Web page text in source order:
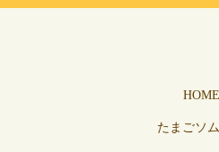
HOME
たまごソ